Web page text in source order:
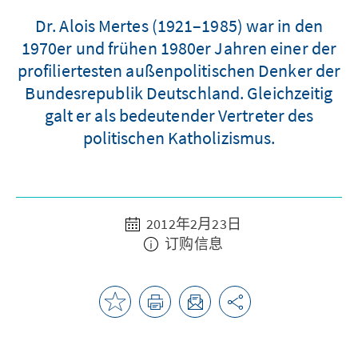
Dr. Alois Mertes (1921–1985) war in den
1970er und frühen 1980er Jahren einer der
profiliertesten außenpolitischen Denker der
Bundesrepublik Deutschland. Gleichzeitig
galt er als bedeutender Vertreter des
politischen Katholizismus.
2012年2月23日
订购信息